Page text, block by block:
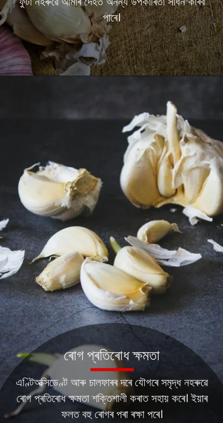
পাৰে।
এণ্টিঅক্সিডেণ্ট আৰু চালফাৰৰ দৰে যৌগৰে সমৃদ্ধ নহৰুৱে
ৰোগ প্ৰতিৰোধ ক্ষমতা শক্তিশালী কৰাত সহায় কৰে। ইয়াৰ
ফলত বহু ৰোগৰ পৰা ৰক্ষা পৰে।
ৰোগ প্ৰতিৰোধ ক্ষমতা